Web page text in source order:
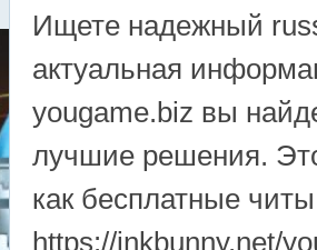
Ищете надежный
актуальная
yougame.biz вы
лучшие решения.
как бесплатные
https://inkbunny.net/